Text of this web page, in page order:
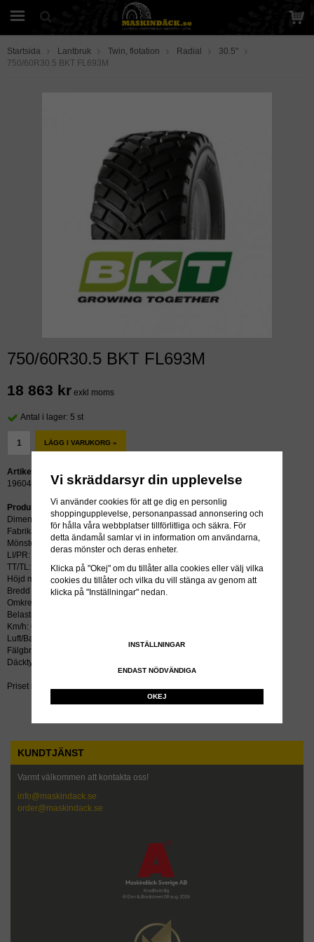
Startsida Lantbruk Twin, flotation Radial
30.5"
750/60R30.5 BKT FL693M
750/60R30.5 BKT FL693M
18 863 kr exkl moms
Antal i lager: 5 st
LÄGG I VARUKORG »
Artikelnummer:
19604
Produktbeskrivning:
Dimension: 750/60R30.5
Fabrikat: BKT
Mönster: FL693M
LI/PR: 181D
TT/TL: TL (slang krävs ej)
Höjd mm: 1675
Bredd mm: 754
Omkrets mm: 5092
Belastning kg: 11220
Km/h: 65
Luft/Bar: 4.0
Fälgbredd tum: 24
Däcktyp: radial
Priset inkluderar återvinningsavgift!
KUNDTJÄNST
Varmt välkommen att kontakta oss!
info@maskindack.se
order@maskindack.se
Vi skräddarsyr din upplevelse
Vi använder cookies för att ge dig en personlig
shoppingupplevelse, personanpassad annonsering och
för hålla våra webbplatser tillförlitliga och säkra. För
detta ändamål samlar vi in information om användarna,
deras mönster och deras enheter.
Klicka på "Okej" om du tillåter alla cookies eller välj vilka
cookies du tillåter och vilka du vill stänga av genom att
klicka på "Inställningar" nedan.
INSTÄLLNINGAR
ENDAST NÖDVÄNDIGA
OKEJ